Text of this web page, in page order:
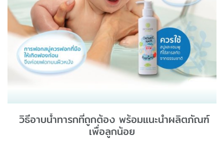
วิธีอาบน้ำทารกที่ถูกต้อง พร้อมแนะนำผลิตภัณฑ์
เพื่อลูกน้อย